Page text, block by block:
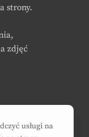
strony.
zdjęć
usługi na